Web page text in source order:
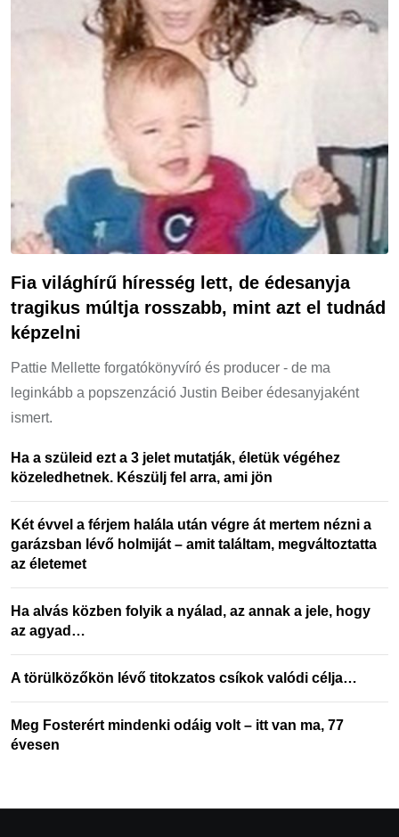
Fia világhírű híresség lett, de édesanyja
tragikus múltja rosszabb, mint azt el tudnád
képzelni
Pattie Mellette forgatókönyvíró és producer - de ma
leginkább a popszenzáció Justin Beiber édesanyjaként
ismert.
Ha a szüleid ezt a 3 jelet mutatják, életük végéhez
közeledhetnek. Készülj fel arra, ami jön
Két évvel a férjem halála után végre át mertem nézni a
garázsban lévő holmiját – amit találtam, megváltoztatta
az életemet
Ha alvás közben folyik a nyálad, az annak a jele, hogy
az agyad…
A törülközőkön lévő titokzatos csíkok valódi célja…
Meg Fosterért mindenki odáig volt – itt van ma, 77
évesen